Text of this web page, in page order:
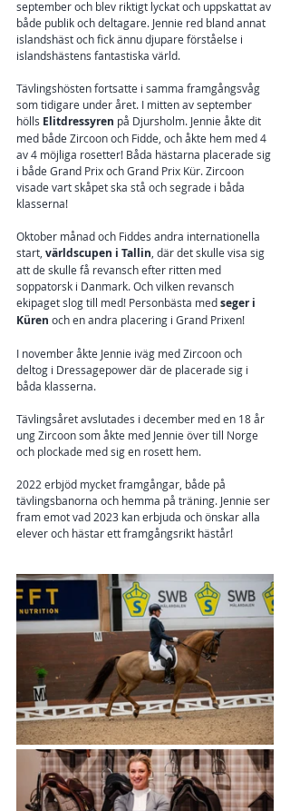
september och blev riktigt lyckat och uppskattat av
både publik och deltagare. Jennie red bland annat
islandshäst och fick ännu djupare förståelse i
islandshästens fantastiska värld.
Tävlingshösten fortsatte i samma framgångsvåg
som tidigare under året. I mitten av september
hölls Elitdressyren på Djursholm. Jennie åkte dit
med både Zircoon och Fidde, och åkte hem med 4
av 4 möjliga rosetter! Båda hästarna placerade sig
i både Grand Prix och Grand Prix Kür. Zircoon
visade vart skåpet ska stå och segrade i båda
klasserna!
Oktober månad och Fiddes andra internationella
start, världscupen i Tallin , där det skulle visa sig
att de skulle få revansch efter ritten med
soppatorsk i Danmark. Och vilken revansch
ekipaget slog till med! Personbästa med seger i
Küren och en andra placering i Grand Prixen!
I november åkte Jennie iväg med Zircoon och
deltog i Dressagepower där de placerade sig i
båda klasserna.
Tävlingsåret avslutades i december med en 18 år
ung Zircoon som åkte med Jennie över till Norge
och plockade med sig en rosett hem.
2022 erbjöd mycket framgångar, både på
tävlingsbanorna och hemma på träning. Jennie ser
fram emot vad 2023 kan erbjuda och önskar alla
elever och hästar ett framgångsrikt hästår!